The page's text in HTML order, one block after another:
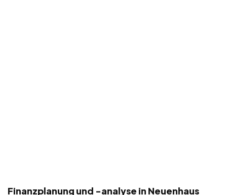
Finanzplanung und -analyse in Neuenhaus